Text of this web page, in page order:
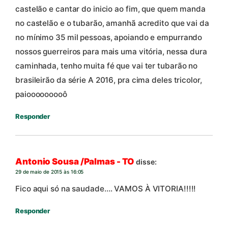
castelão e cantar do inicio ao fim, que quem manda
no castelão e o tubarão, amanhã acredito que vai da
no mínimo 35 mil pessoas, apoiando e empurrando
nossos guerreiros para mais uma vitória, nessa dura
caminhada, tenho muita fé que vai ter tubarão no
brasileirão da série A 2016, pra cima deles tricolor,
paiooooooooô
Responder
Antonio Sousa /Palmas - TO disse:
29 de maio de 2015 às 16:05
Fico aqui só na saudade…. VAMOS À VITORIA!!!!!
Responder